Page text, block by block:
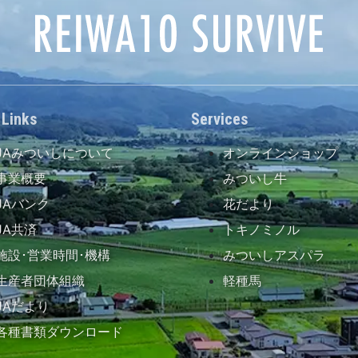
みついしについて
業概要
バンク
共済
設･営業時間･機構
産者団体組織
だより
種書類ダウンロード
Services
オンラインショップ
みついし牛
花だより
トキノミノル
みついしアスパラ
軽種馬